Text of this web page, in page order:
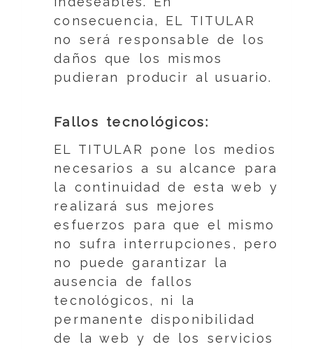
consecuencia, EL TITULAR
no será responsable de los
daños que los mismos
pudieran producir al usuario.
Fallos tecnológicos:
EL TITULAR pone los medios
necesarios a su alcance para
la continuidad de esta web y
realizará sus mejores
esfuerzos para que el mismo
no sufra interrupciones, pero
no puede garantizar la
ausencia de fallos
tecnológicos, ni la
permanente disponibilidad
de la web y de los servicios